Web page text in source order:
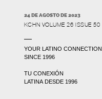
24 DE AGOSTO DE 2023
KCHN VOLUME 26 ISSUE 50
YOUR LATINO CONNECTION
SINCE 1996
TU CONEXIÓN
LATINA DESDE 1996